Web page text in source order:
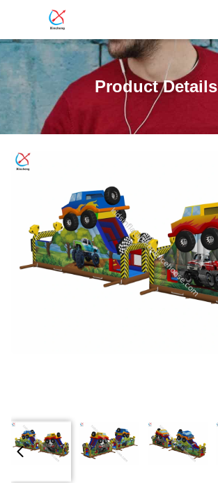
Product Details